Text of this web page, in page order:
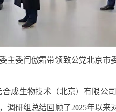
委闫傲霜带领致公党北京市
生物技术（北京）有限公
研组总结回顾了2025年以